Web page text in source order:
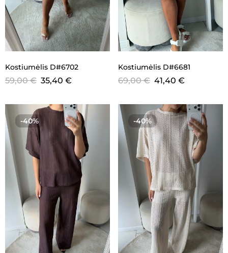
Kostiumėlis D#6702
59,00€ 35,40 €
Kostiumėlis D#6681
69,00€ 41,40 €
-40% -40%